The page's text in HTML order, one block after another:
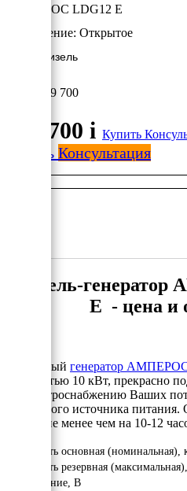
АМПЕРОС LDG12 E
Исполнение: Открытое
10 кВт/Дизель
299 700
299 700 i Купить
Купить Консультация
Дизель-
E - цена и
Дизельный генератор
мощностью 10 кВт, прекрасно
по электроснабжению Ваших
аварийного источника
хватит не менее чем на 10-12
Мощность основная (номинальная),
Мощность резервная
Напряжение, В